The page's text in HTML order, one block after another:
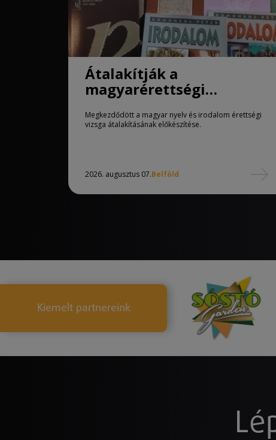
Átalakítják a
magyarérettségi
követelményeit
Megkezdődött a magyar nyelv és irodalom érettségi
vizsga átalakításának előkészítése.
2026. augusztus 07.Belföld
Kiemelt partnereink